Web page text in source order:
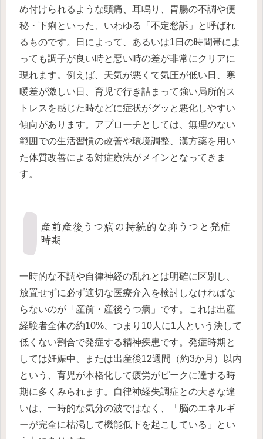
め付けられるような頭痛、耳鳴り、胃腸の不調や便
秘・下痢といった、いわゆる「不定愁訴」と呼ばれ
るものです。日によって、あるいは1日の時間帯によ
っても調子が良い時と悪い時の差が非常にクリアに
現れます。例えば、天気が悪くて気圧が低い日、寒
暖差が激しい日、育児で行き詰まって強い局所的ス
トレスを感じた時などに症状がグッと悪化しやすい
傾向があります。アプローチとしては、無理のない
範囲での生活習慣の改善や環境調整、漢方薬を用い
た体質改善による対症療法がメインとなってきま
す。
産前産後うつ病の持続的な抑うつと発症
時期
一時的な不調や自律神経の乱れとは明確に区別し、
放置せずに必ず適切な医療介入を検討しなければな
らないのが「産前・産後うつ病」です。これは出産
経験者全体の約10%、つまり10人に1人という決して
低くない割合で発症する精神疾患です。発症時期と
しては妊娠中、または出産後12週間（約3か月）以内
という、育児が本格化して疲労がピークに達する時
期に多くみられます。自律神経失調症との大きな違
いは、一時的な気分の波ではなく、「脳のエネルギ
ーが完全に枯渇して機能低下を起こしている」とい